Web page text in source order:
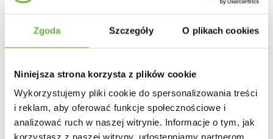
Zgoda Szczegóły O plikach cookies
Niniejsza strona korzysta z plików cookie
Wykorzystujemy pliki cookie do spersonalizowania treści
i reklam, aby oferować funkcje społecznościowe i
analizować ruch w naszej witrynie. Informacje o tym, jak
korzystasz z naszej witryny, udostępniamy partnerom